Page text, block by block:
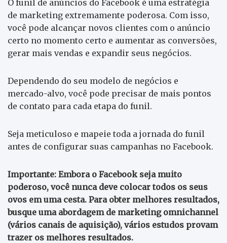
O funil de anúncios do Facebook é uma estratégia
de marketing extremamente poderosa. Com isso,
você pode alcançar novos clientes com o anúncio
certo no momento certo e aumentar as conversões,
gerar mais vendas e expandir seus negócios.
Dependendo do seu modelo de negócios e
mercado-alvo, você pode precisar de mais pontos
de contato para cada etapa do funil.
Seja meticuloso e mapeie toda a jornada do funil
antes de configurar suas campanhas no Facebook.
Importante: Embora o Facebook seja muito
poderoso, você nunca deve colocar todos os seus
ovos em uma cesta. Para obter melhores resultados,
busque uma abordagem de marketing omnichannel
(vários canais de aquisição), vários estudos provam
trazer os melhores resultados.